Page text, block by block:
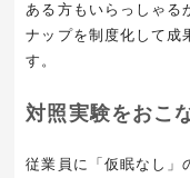
ある方もいらっしゃる
ナップを制度化して成
す。
対照実験をおこ
従業員に「仮眠なし」